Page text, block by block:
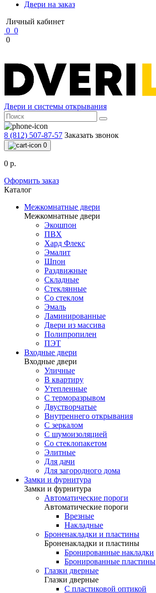
Двери на заказ
Личный кабинет
0 0
0
Двери и системы открывания
8 (812) 507-87-57 Заказать звонок
0
0 р.
Оформить заказ
Каталог
Межкомнатные двери
Межкомнатные двери
Экошпон
ПВХ
Хард Флекс
Эмалит
Шпон
Раздвижные
Складные
Стеклянные
Со стеклом
Эмаль
Ламинированные
Двери из массива
Полипропилен
ПЭТ
Входные двери
Входные двери
Уличные
В квартиру
Утепленные
С терморазрывом
Двустворчатые
Внутреннего открывания
С зеркалом
С шумоизоляцией
Со стеклопакетом
Элитные
Для дачи
Для загородного дома
Замки и фурнитура
Замки и фурнитура
Автоматические пороги
Автоматические пороги
Врезные
Накладные
Броненакладки и пластины
Броненакладки и пластины
Бронированные накладки
Бронированные пластины
Глазки дверные
Глазки дверные
C пластиковой оптикой